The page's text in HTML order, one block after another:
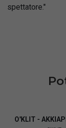
spettatore."
O'KLIT -